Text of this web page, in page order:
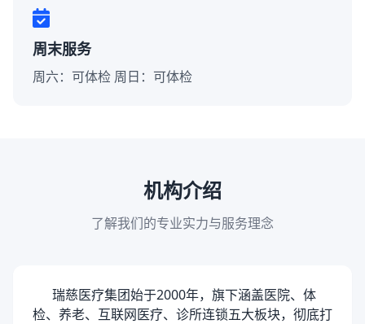
周末服务
周六：可体检 周日：可体检
机构介绍
了解我们的专业实力与服务理念
瑞慈医疗集团始于2000年，旗下涵盖医院、体
检、养老、互联网医疗、诊所连锁五大板块，彻底打